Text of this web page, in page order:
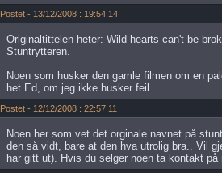
Postet - 13/12/2008 : 19:54:14
Originaltittelen heter: Wild hearts can't be
Stuntrytteren.
Noen som husker den gamle filmen om en
het Ed, om jeg ikke husker feil.
Postet - 12/12/2008 : 22:57:11
Noen her som vet det orginale navnet på
den så vidt, bare at den hva utrolig bra.. Vil
har gitt ut). Hvis du selger noen ta kontakt